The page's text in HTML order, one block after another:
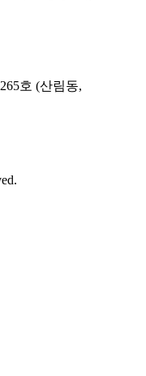
호 (산림동,